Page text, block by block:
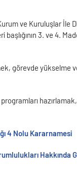
ve Kuruluşlar İle
başlığının 3. ve 4.
görevde yükselme
4 Nolu Kararnamesi
Hakkında